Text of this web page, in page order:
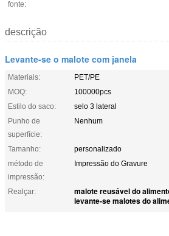
fonte:
descrição
Levante-se o malote com janela
Materiais:
PET/PE
MOQ:
100000pcs
Estilo do saco:
selo 3 lateral
Punho de
superfície:
Nenhum
Tamanho:
personalizado
método de
impressão:
Impressão do Gravure
Realçar: malote reusável do
levante-se malotes do